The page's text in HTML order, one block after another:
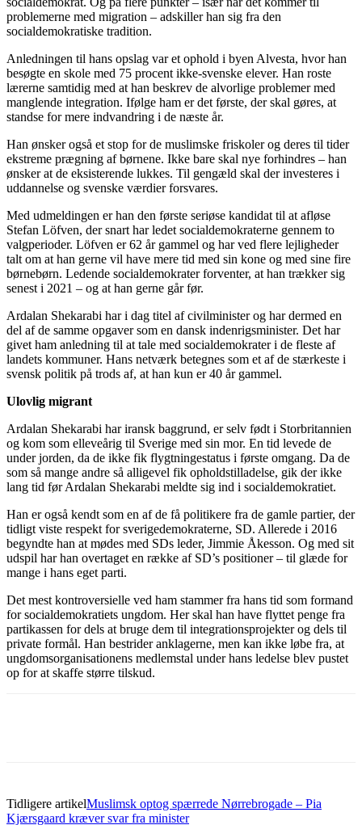
problemerne med migration – adskiller han sig fra den
socialdemokratiske tradition.
Anledningen til hans opslag var et ophold i byen Alvesta, hvor han
besøgte en skole med 75 procent ikke-svenske elever. Han roste
lærerne samtidig med at han beskrev de alvorlige problemer med
manglende integration. Ifølge ham er det første, der skal gøres, at
standse for mere indvandring i de næste år.
Han ønsker også et stop for de muslimske friskoler og deres til tider
ekstreme prægning af børnene. Ikke bare skal nye forhindres – han
ønsker at de eksisterende lukkes. Til gengæld skal der investeres i
uddannelse og svenske værdier forsvares.
Med udmeldingen er han den første seriøse kandidat til at afløse
Stefan Löfven, der snart har ledet socialdemokraterne gennem to
valgperioder. Löfven er 62 år gammel og har ved flere lejligheder
talt om at han gerne vil have mere tid med sin kone og med sine fire
børnebørn. Ledende socialdemokrater forventer, at han trækker sig
senest i 2021 – og at han gerne går før.
Ardalan Shekarabi har i dag titel af civilminister og har dermed en
del af de samme opgaver som en dansk indenrigsminister. Det har
givet ham anledning til at tale med socialdemokrater i de fleste af
landets kommuner. Hans netværk betegnes som et af de stærkeste i
svensk politik på trods af, at han kun er 40 år gammel.
Ulovlig migrant
Ardalan Shekarabi har iransk baggrund, er selv født i Storbritannien
og kom som elleveårig til Sverige med sin mor. En tid levede de
under jorden, da de ikke fik flygtningestatus i første omgang. Da de
som så mange andre så alligevel fik opholdstilladelse, gik der ikke
lang tid før Ardalan Shekarabi meldte sig ind i socialdemokratiet.
Han er også kendt som en af de få politikere fra de gamle partier, der
tidligt viste respekt for sverigedemokraterne, SD. Allerede i 2016
begyndte han at mødes med SDs leder, Jimmie Åkesson. Og med sit
udspil har han overtaget en række af SD’s positioner – til glæde for
mange i hans eget parti.
Det mest kontroversielle ved ham stammer fra hans tid som formand
for socialdemokratiets ungdom. Her skal han have flyttet penge fra
partikassen for dels at bruge dem til integrationsprojekter og dels til
private formål. Han bestrider anklagerne, men kan ikke løbe fra, at
ungdomsorganisationens medlemstal under hans ledelse blev pustet
op for at skaffe større tilskud.
Tidligere artikelMuslimsk optog spærrede Nørrebrogade – Pia
Kjærsgaard kræver svar fra minister